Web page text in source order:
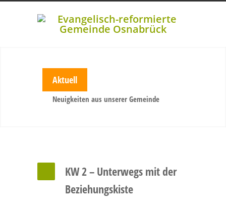
Aktuell
Neuigkeiten aus unserer Gemeinde
KW 2 – Unterwegs mit der
Beziehungskiste